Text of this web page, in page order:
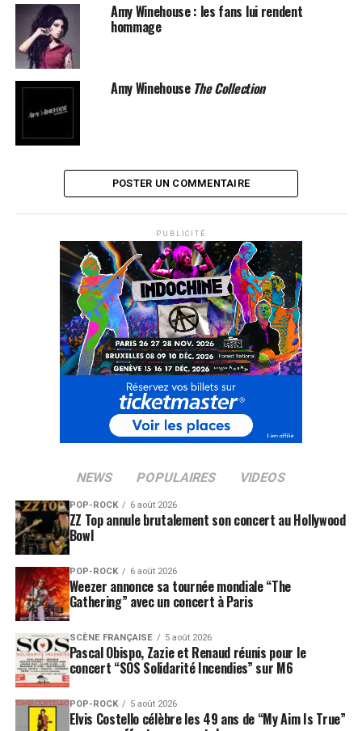
Amy Winehouse : les fans lui rendent
hommage
Amy Winehouse The Collection
POSTER UN COMMENTAIRE
PUBLICITÉ
NEWS POPULAIRES VIDEOS
POP-ROCK 6 août 2026
ZZ Top annule brutalement son concert au Hollywood
Bowl
POP-ROCK 6 août 2026
Weezer annonce sa tournée mondiale “The
Gathering” avec un concert à Paris
SCÈNE FRANÇAISE 5 août 2026
Pascal Obispo, Zazie et Renaud réunis pour le
concert “SOS Solidarité Incendies” sur M6
POP-ROCK 5 août 2026
Elvis Costello célèbre les 49 ans de “My Aim Is True”